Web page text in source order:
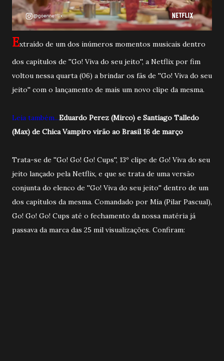
Extraído de um dos inúmeros momentos musicais dentro
dos capítulos de ''Go! Viva do seu jeito'', a Netflix por fim
voltou nessa quarta (06) a brindar os fãs de ''Go! Viva do seu
jeito'' com o lançamento de mais um novo clipe da mesma.
Leia também...Eduardo Perez (Mirco) e Santiago Talledo
(Max) de Chica Vampiro virão ao Brasil 16 de março
Trata-se de ''Go! Go! Go! Cups'', 13º clipe de Go! Viva do seu
jeito lançado pela Netflix, e que se trata de uma versão
conjunta do elenco de ''Go! Viva do seu jeito'' dentro de um
dos capítulos da mesma. Comandado por Mía (Pilar Pascual),
Go! Go! Go! Cups até o fechamento da nossa matéria já
passava da marca das 25 mil visualizações. Confiram: